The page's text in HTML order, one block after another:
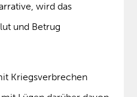
wird das
und Betrug
Kriegsverbrechen